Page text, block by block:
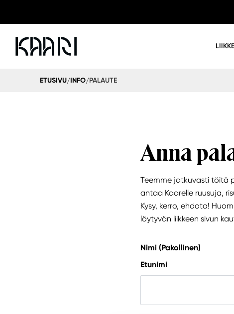
ETUSIVU/INFO/PALAUTE
Anna
Teemme jatkuvasti töitä
antaa Kaarelle ruusuja,
Kysy, kerro, ehdota!
löytyvän liikkeen sivun
Nimi (Pakollinen)
Etunimi